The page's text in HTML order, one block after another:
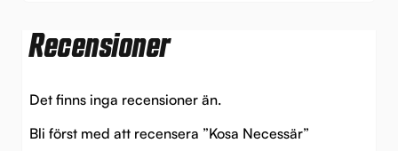
Recensioner
Det finns inga recensioner än.
Bli först med att recensera ”Kosa Necessär”